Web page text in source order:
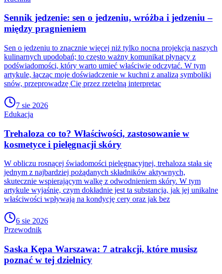
Sennik jedzenie: sen o jedzeniu, wróżba i jedzeniu –
między pragnieniem
Sen o jedzeniu to znacznie więcej niż tylko nocna projekcja naszych
kulinarnych upodobań; to często ważny komunikat płynący z
podświadomości, który warto umieć właściwie odczytać. W tym
artykule, łącząc moje doświadczenie w kuchni z analizą symboliki
snów, przeprowadzę Cię przez rzetelną interpretac
7 sie 2026
Edukacja
Trehaloza co to? Właściwości, zastosowanie w
kosmetyce i pielęgnacji skóry
W obliczu rosnącej świadomości pielęgnacyjnej, trehaloza stała się
jednym z najbardziej pożądanych składników aktywnych,
skutecznie wspierającym walkę z odwodnieniem skóry. W tym
artykule wyjaśnię, czym dokładnie jest ta substancja, jak jej unikalne
właściwości wpływają na kondycję cery oraz jak bez
6 sie 2026
Przewodnik
Saska Kępa Warszawa: 7 atrakcji, które musisz
poznać w tej dzielnicy